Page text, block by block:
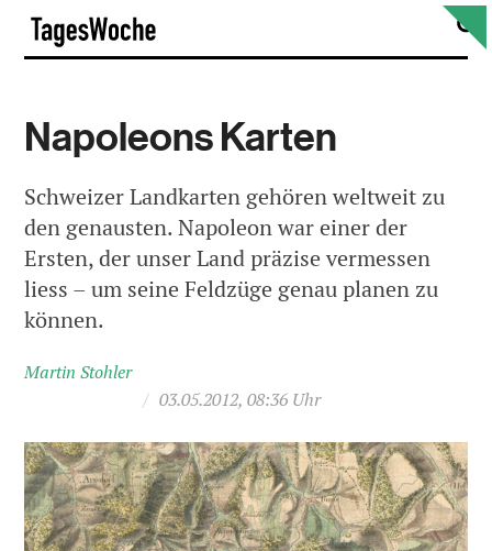
Skip
content
Napoleons Karten
Schweizer Landkarten gehören weltweit zu
den genausten. Napoleon war einer der
Ersten, der unser Land präzise vermessen
liess – um seine Feldzüge genau planen zu
können.
Martin Stohler
/ 03.05.2012, 08:36 Uhr